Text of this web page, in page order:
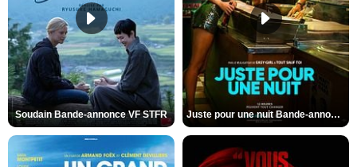
Soudain Bande-annonce VF STFR Juste pour une nuit Bande-annonce VO STFR